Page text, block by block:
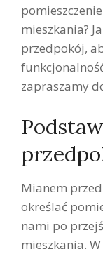
mieszkania?
przedpokój,
zapraszamy
Mianem
określać
nami po
mieszkania.